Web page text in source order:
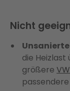
Nicht
die Heizlast
größere